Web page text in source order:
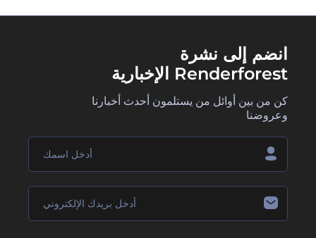
انضم إلى نشرة
Renderforest الإخبارية
كن من بين أوائل من يستلمون أحدث أخبارنا
وعروضنا